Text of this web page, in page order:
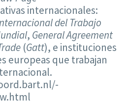
internacionales:
del Trabajo
, General Agreement
(Gatt), e instituciones
europeas que trabajan